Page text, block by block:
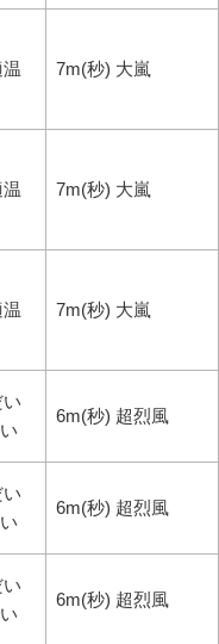
7m(秒) 大嵐
7m(秒) 大嵐
7m(秒) 大嵐
6m(秒) 超烈風
6m(秒) 超烈風
6m(秒) 超烈風